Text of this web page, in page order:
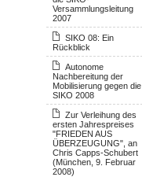
Versammlungsleitung
2007
SIKO 08: Ein
Rückblick
Autonome
Nachbereitung der
Mobilisierung gegen die
SIKO 2008
Zur Verleihung des
ersten Jahrespreises
"FRIEDEN AUS
ÜBERZEUGUNG", an
Chris Capps-Schubert
(München, 9. Februar
2008)